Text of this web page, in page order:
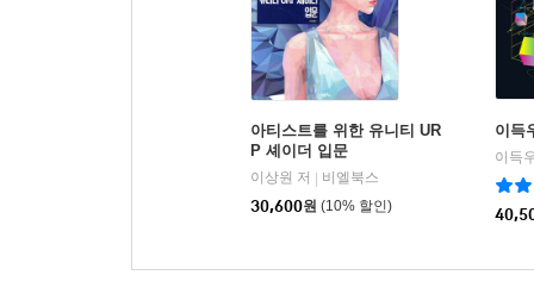
아티스트를 위한 유니티 UR
P 셰이더 입문
이상원 저
비엘북스
30,600원 (10% 할인)
이득
이득